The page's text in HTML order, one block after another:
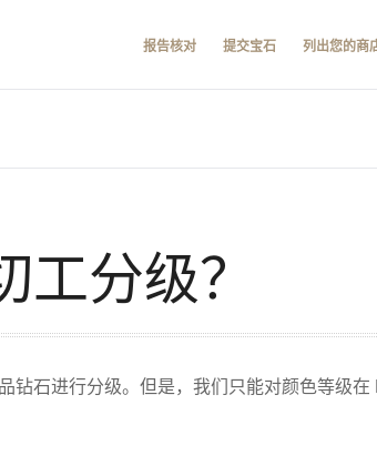
报告核对 提交宝石 列出您的商
分级？
钻石进行分级。但是，我们只能对颜色等级